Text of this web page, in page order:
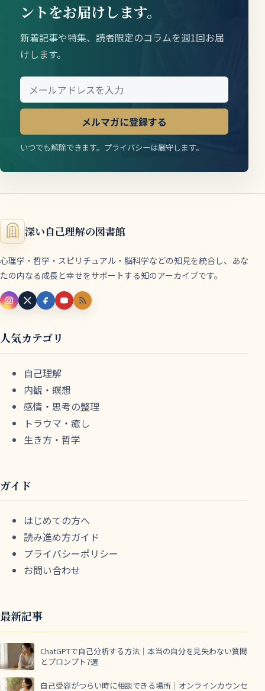
ントをお届けします。
新着記事や特集、読者限定のコラムを週1回お届
けします。
メルマガに登録する
いつでも解除できます。プライバシーは厳守します。
深い自己理解の図書館
心理学・哲学・スピリチュアル・脳科学などの知見を統合し、あな
たの内なる成長と幸せをサポートする知のアーカイブです。
人気カテゴリ
自己理解
内観・瞑想
感情・思考の整理
トラウマ・癒し
生き方・哲学
ガイド
はじめての方へ
読み進め方ガイド
プライバシーポリシー
お問い合わせ
最新記事
ChatGPTで自己分析する方法｜本当の自分を見失わない質問
とプロンプト7選
自己受容がつらい時に相談できる場所｜オンラインカウンセ